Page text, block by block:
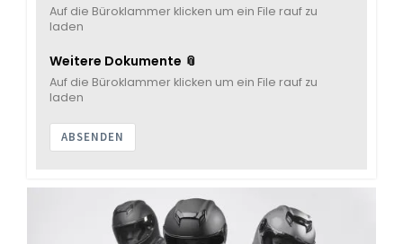
Auf die Büroklammer klicken um ein File rauf zu
laden
Weitere Dokumente 📎
Auf die Büroklammer klicken um ein File rauf zu
laden
ABSENDEN